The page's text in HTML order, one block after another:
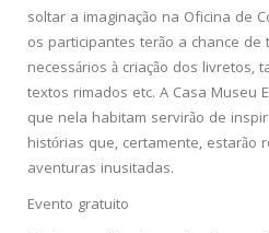
soltar a imaginação na Oficina de
os participantes terão a chance
necessários à criação dos livretos,
textos rimados etc. A Casa Museu
que nela habitam servirão de
histórias que, certamente, estarão
aventuras inusitadas.
Evento gratuito